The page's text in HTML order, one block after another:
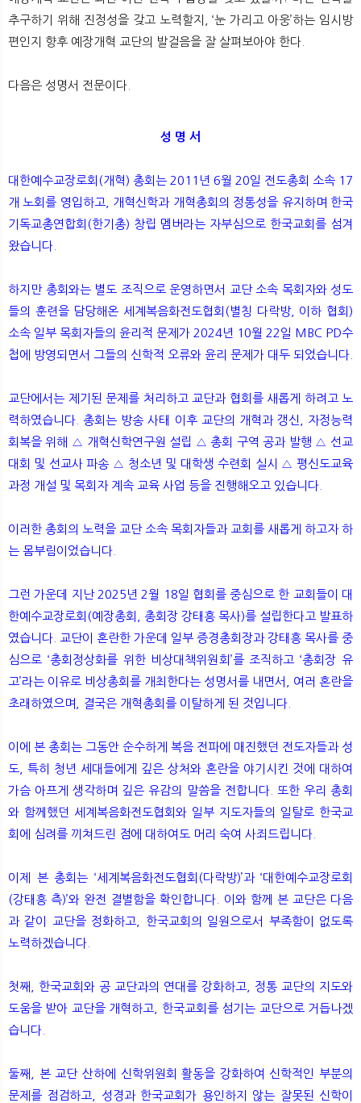
추구하기 위해 진정성을 갖고 노력할지, ‘눈 가리고 아웅’하는 임시방
편인지 향후 예장개혁 교단의 발걸음을 잘 살펴보아야 한다.
다음은 성명서 전문이다.
성 명 서
대한예수교장로회(개혁) 총회는 2011년 6월 20일 전도총회 소속 17
개 노회를 영입하고, 개혁신학과 개혁총회의 정통성을 유지하며 한국
기독교총연합회(한기총) 창립 멤버라는 자부심으로 한국교회를 섬겨
왔습니다.
하지만 총회와는 별도 조직으로 운영하면서 교단 소속 목회자와 성도
들의 훈련을 담당해온 세계복음화전도협회(별칭 다락방, 이하 협회)
소속 일부 목회자들의 윤리적 문제가 2024년 10월 22일 MBC PD수
첩에 방영되면서 그들의 신학적 오류와 윤리 문제가 대두 되었습니다.
교단에서는 제기된 문제를 처리하고 교단과 협회를 새롭게 하려고 노
력하였습니다. 총회는 방송 사태 이후 교단의 개혁과 갱신, 자정능력
회복을 위해 △ 개혁신학연구원 설립 △ 총회 구역 공과 발행 △ 선교
대회 및 선교사 파송 △ 청소년 및 대학생 수련회 실시 △ 평신도교육
과정 개설 및 목회자 계속 교육 사업 등을 진행해오고 있습니다.
이러한 총회의 노력을 교단 소속 목회자들과 교회를 새롭게 하고자 하
는 몸부림이었습니다.
그런 가운데 지난 2025년 2월 18일 협회를 중심으로 한 교회들이 대
한예수교장로회(예장총회, 총회장 강태흥 목사)를 설립한다고 발표하
였습니다. 교단이 혼란한 가운데 일부 증경총회장과 강태흥 목사를 중
심으로 ‘총회정상화를 위한 비상대책위원회’를 조직하고 ‘총회장 유
고’라는 이유로 비상총회를 개최한다는 성명서를 내면서, 여러 혼란을
초래하였으며, 결국은 개혁총회를 이탈하게 된 것입니다.
이에 본 총회는 그동안 순수하게 복음 전파에 매진했던 전도자들과 성
도, 특히 청년 세대들에게 깊은 상처와 혼란을 야기시킨 것에 대하여
가슴 아프게 생각하며 깊은 유감의 말씀을 전합니다. 또한 우리 총회
와 함께했던 세계복음화전도협회와 일부 지도자들의 일탈로 한국교
회에 심려를 끼쳐드린 점에 대하여도 머리 숙여 사죄드립니다.
이제 본 총회는 ‘세계복음화전도협회(다락방)’과 ‘대한예수교장로회
(강태흥 측)’와 완전 결별함을 확인합니다. 이와 함께 본 교단은 다음
과 같이 교단을 정화하고, 한국교회의 일원으로서 부족함이 없도록
노력하겠습니다.
첫째, 한국교회와 공 교단과의 연대를 강화하고, 정통 교단의 지도와
도움을 받아 교단을 개혁하고, 한국교회를 섬기는 교단으로 거듭나겠
습니다.
둘째, 본 교단 산하에 신학위원회 활동을 강화하여 신학적인 부분의
문제를 점검하고, 성경과 한국교회가 용인하지 않는 잘못된 신학이